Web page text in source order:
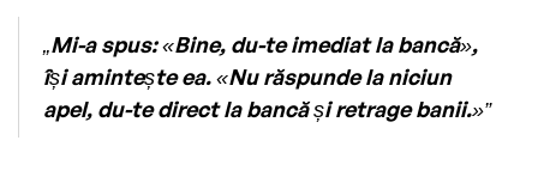
„Mi-a spus: «Bine, du-te imediat la bancă»,
își amintește ea. «Nu răspunde la niciun
apel, du-te direct la bancă și retrage banii.»”